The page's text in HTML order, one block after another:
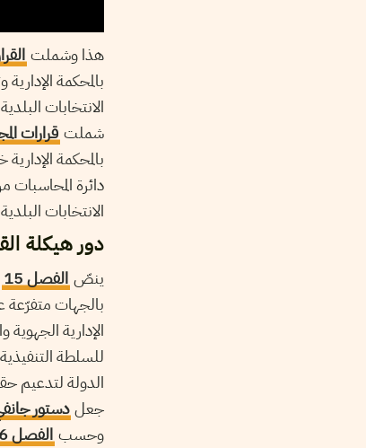
هذا وشملت
بالمحكمة
شملت قرارات
دائرة المحاسبات
الانتخابات
دور هيكلة
ينصّ الفصل 15
بالجهات متفرّعة
الإدارية الجهوية
للسلطة
الدولة لتدعيم
جعل دستور جانفي
وحسب الفصل 116